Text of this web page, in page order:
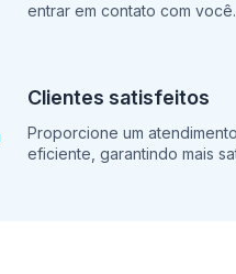
entrar em contato com você.
Clientes satisfeitos
Proporcione um
eficiente, garantindo mais